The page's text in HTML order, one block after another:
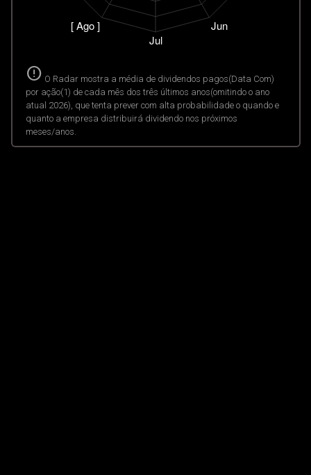
error O Radar mostra a média de dividendos pagos(Data Com)
por ação(1) de cada mês dos três últimos anos(omitindo o ano
atual 2026), que tenta prever com alta probabilidade o quando e
quanto a empresa distribuirá dividendo nos próximos
meses/anos.